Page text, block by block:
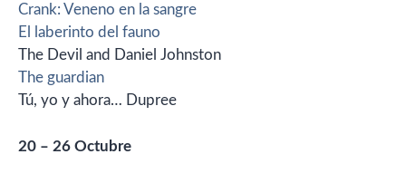
Crank: Veneno en la sangre
El laberinto del fauno
The Devil and Daniel Johnston
The guardian
Tú, yo y ahora… Dupree
20 – 26 Octubre